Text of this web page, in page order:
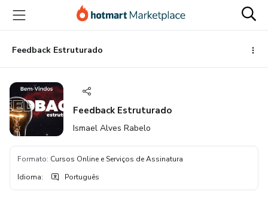
para
conteúdo
principal
para
pagamento
para
rodapé
Feedback Estruturado
Feedback Estruturado
Ismael Alves Rabelo
Formato: Cursos Online e Serviços de Assinatura
Idioma: Português